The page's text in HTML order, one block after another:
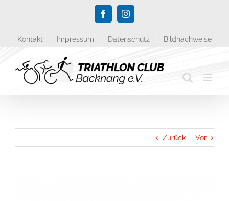
FacebookInstagram
Kontakt Impressum Datenschutz Bildnachweise
Zurück Vor